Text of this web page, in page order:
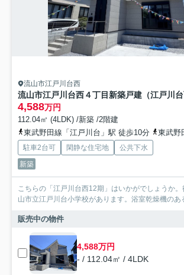
流山市江戸川台西
4,588万円
112.04㎡ (4LDK) /新築 /2階建
東武野田線「江戸川台」駅 徒歩10分
東武野田
駐車2台可 閑静な住宅地
公共下水
新築
こちらの「江戸川台西12期」はいかがでしょうか
山市立江戸川台小学校があります。浴室乾燥機のあ
販売中の物件
4,588万円
- / 112.04㎡ / 4LDK